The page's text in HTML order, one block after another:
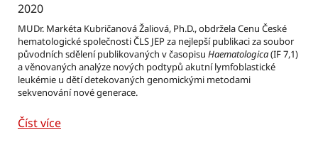
2020
MUDr. Markéta Kubričanová Žaliová, Ph.D., obdržela Cenu České
hematologické společnosti ČLS JEP za nejlepší publikaci za soubor
původních sdělení publikovaných v časopisu Haematologica(IF 7,1)
a věnovaných analýze nových podtypů akutní lymfoblastické
leukémie u dětí detekovaných genomickými metodami
sekvenování nové generace.
Číst více